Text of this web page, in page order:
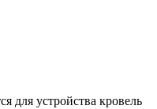
для устройства кровель